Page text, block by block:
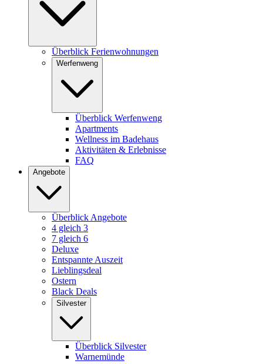
Überblick Ferienwohnungen
Werfenweng
Überblick Werfenweng
Apartments
Wellness im Badehaus
Aktivitäten & Erlebnisse
FAQ
Angebote
Überblick Angebote
4 gleich 3
7 gleich 6
Deluxe
Entspannte Auszeit
Lieblingsdeal
Ostern
Black Deals
Silvester
Überblick Silvester
Warnemünde